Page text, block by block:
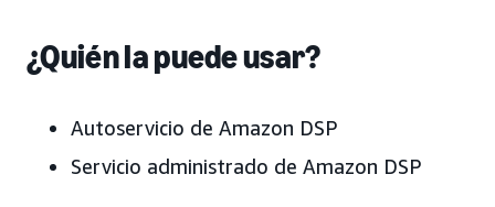
¿Quién la puede usar?
Autoservicio de Amazon DSP
Servicio administrado de Amazon DSP